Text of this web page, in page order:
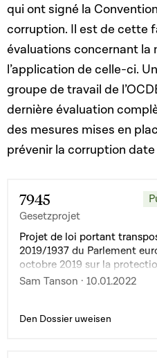
qui ont signé la
corruption. Il est de cette
évaluations concernant
l’application de celle-ci.
groupe de travail de
dernière évaluation
des mesures mises en
prévenir la corruption date
7945
Gesetzprojet
Projet de loi portant
2019/1937 du Parlement
octobre 2019 sur la
signalent des violations du
Sam Tanson · 10.01.2022
Den Dossier uweisen